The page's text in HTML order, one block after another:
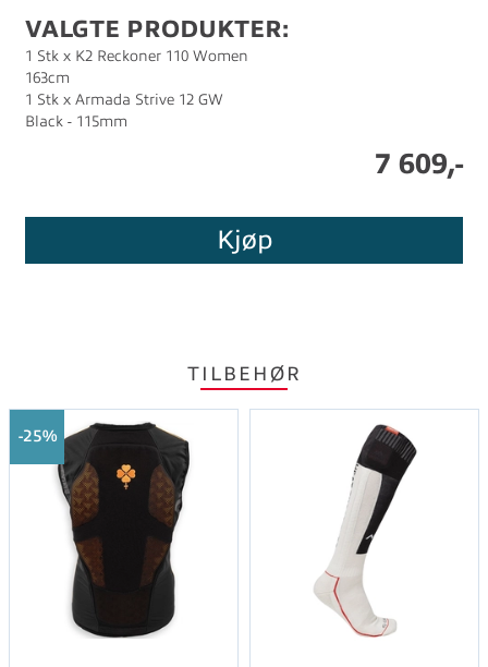
VALGTE PRODUKTER:
1 Stk x K2 Reckoner 110 Women
163cm
1 Stk x Armada Strive 12 GW
Black - 115mm
7 609,-
Kjøp
TILBEHØR
25%